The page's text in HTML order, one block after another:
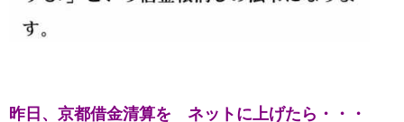
昨日、京都借金清算を ネットに上げたら・・・